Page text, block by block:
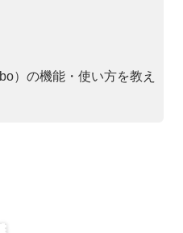
）の機能・使い方を教え